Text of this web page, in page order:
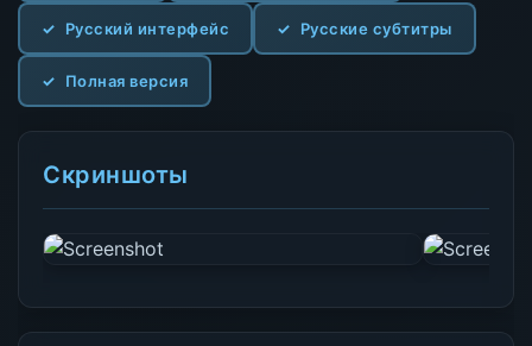
Русский интерфейс Русские субтитры
Полная версия
Скриншоты